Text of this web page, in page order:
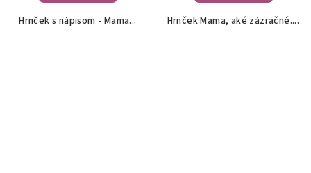
Hrnček s nápisom - Mama... Hrnček Mama, aké zázračné....